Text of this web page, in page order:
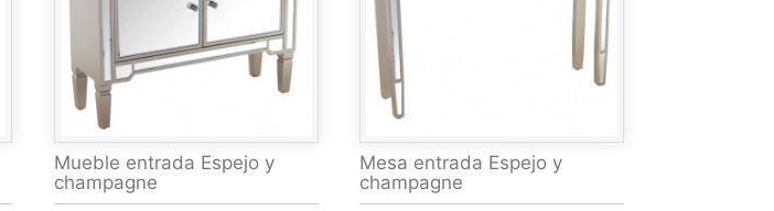
Mueble entrada Espejo y
champagne
Mesa entrada Espejo y
champagne